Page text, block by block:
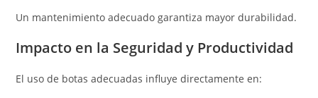
Un mantenimiento adecuado garantiza mayor durabilidad.
Impacto en la Seguridad y Productividad
El uso de botas adecuadas influye directamente en: